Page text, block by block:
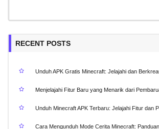
RECENT POSTS
Unduh APK Gratis Minecraft: Jelajahi dan
Menjelajahi Fitur Baru yang Menarik dari
Unduh Minecraft APK Terbaru: Jelajahi Fitur dan
Cara Mengunduh Mode Cerita Minecraft: